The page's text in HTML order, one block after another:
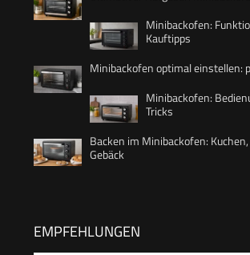
Minibackofen:
Kauftipps
Minibackofen optimal einstellen:
Minibackofen:
Tricks
Backen im Minibackofen:
Gebäck
EMPFEHLUNGEN